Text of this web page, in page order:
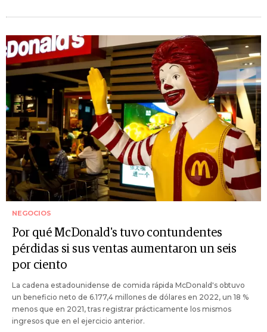
NEGOCIOS
Por qué McDonald's tuvo contundentes
pérdidas si sus ventas aumentaron un seis
por ciento
La cadena estadounidense de comida rápida McDonald's obtuvo
un beneficio neto de 6.177,4 millones de dólares en 2022, un 18 %
menos que en 2021, tras registrar prácticamente los mismos
ingresos que en el ejercicio anterior.